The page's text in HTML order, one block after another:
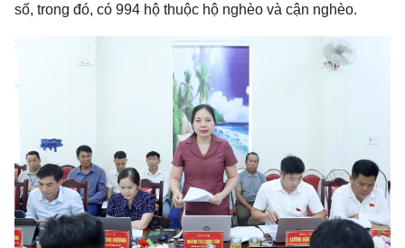
số, trong đó, có 994 hộ thuộc hộ nghèo và cận nghèo.